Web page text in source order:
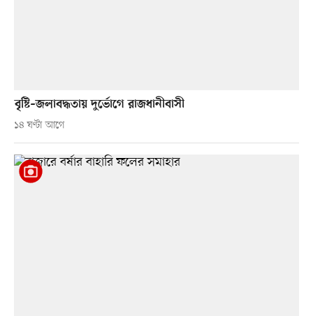
বৃষ্টি–জলাবদ্ধতায় দুর্ভোগে রাজধানীবাসী
১৪ ঘণ্টা আগে